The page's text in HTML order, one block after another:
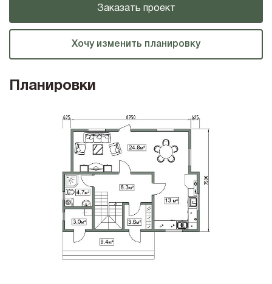
Заказать проект
Хочу изменить планировку
Планировки